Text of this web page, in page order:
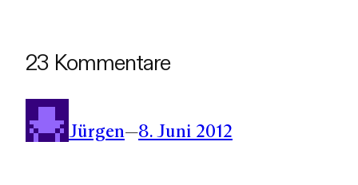
23 Kommentare
Jürgen—8. Juni 2012